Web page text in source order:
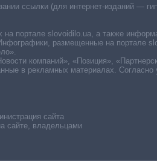
сайта
сайте, владельцами
ссылки (для интернет-изданий —
портале slovoidilo.ua, а также
размещенные на портале
компаний», «Позиция»,
в рекламных материалах. Согласно